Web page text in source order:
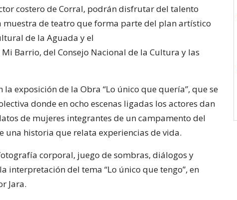
costero de Corral, podrán disfrutar del talento
muestra de teatro que forma parte del plan artístico
de la Aguada y el
Barrio, del Consejo Nacional de la Cultura y las
la exposición de la Obra “Lo único que quería”, que se
donde en ocho escenas ligadas los actores dan
de mujeres integrantes de un campamento del
una historia que relata experiencias de vida.
corporal, juego de sombras, diálogos y
interpretación del tema “Lo único que tengo”, en
Jara.